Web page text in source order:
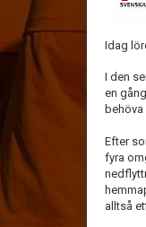
Idag
I den
en
behöva
Efter
fyra
alltså